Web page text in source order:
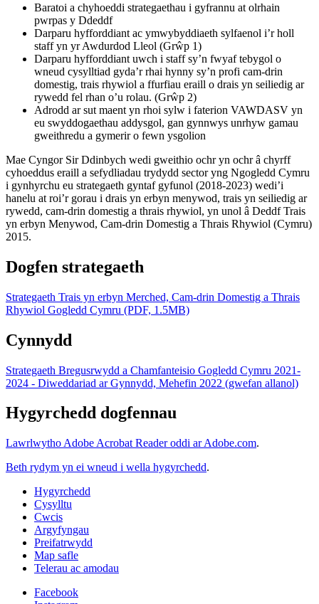
Baratoi a chyhoeddi strategaethau i gyfrannu at olrhain
pwrpas y Ddeddf
Darparu hyfforddiant ac ymwybyddiaeth sylfaenol i’r holl
staff yn yr Awdurdod Lleol (Grŵp 1)
Darparu hyfforddiant uwch i staff sy’n fwyaf tebygol o
wneud cysylltiad gyda’r rhai hynny sy’n profi cam-drin
domestig, trais rhywiol a ffurfiau eraill o drais yn seiliedig ar
rywedd fel rhan o’u rolau. (Grŵp 2)
Adrodd ar sut maent yn rhoi sylw i faterion VAWDASV yn
eu swyddogaethau addysgol, gan gynnwys unrhyw gamau
gweithredu a gymerir o fewn ysgolion
Mae Cyngor Sir Ddinbych wedi gweithio ochr yn ochr â chyrff
cyhoeddus eraill a sefydliadau trydydd sector yng Ngogledd Cymru
i gynhyrchu eu strategaeth gyntaf gyfunol (2018-2023) wedi’i
hanelu at roi’r gorau i drais yn erbyn menywod, trais yn seiliedig ar
rywedd, cam-drin domestig a thrais rhywiol, yn unol â Deddf Trais
yn erbyn Menywod, Cam-drin Domestig a Thrais Rhywiol (Cymru)
2015.
Dogfen strategaeth
Strategaeth Trais yn erbyn Merched, Cam-drin Domestig a Thrais
Rhywiol Gogledd Cymru (PDF, 1.5MB)
Cynnydd
Strategaeth Bregusrwydd a Chamfanteisio Gogledd Cymru 2021-
2024 - Diweddariad ar Gynnydd, Mehefin 2022 (gwefan allanol)
Hygyrchedd dogfennau
Lawrlwytho Adobe Acrobat Reader oddi ar Adobe.com.
Beth rydym yn ei wneud i wella hygyrchedd.
Hygyrchedd
Cysylltu
Cwcis
Argyfyngau
Preifatrwydd
Map safle
Telerau ac amodau
Facebook